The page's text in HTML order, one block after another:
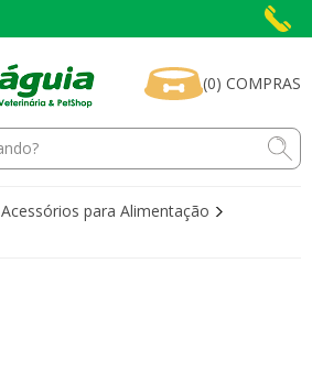
(0) COMPRAS
Acessórios para Alimentação